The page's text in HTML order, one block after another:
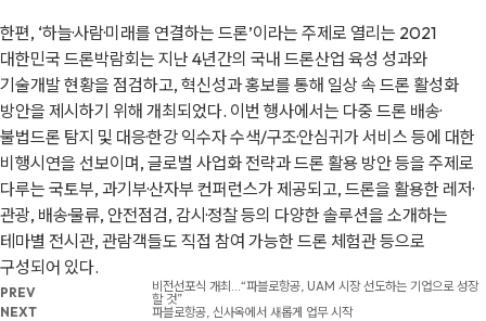
한편, ‘하늘·사람·미래를 연결하는 드론’이라는 주제로 열리는 2021
대한민국 드론박람회는 지난 4년간의 국내 드론산업 육성 성과와
기술개발 현황을 점검하고, 혁신성과 홍보를 통해 일상 속 드론 활성화
방안을 제시하기 위해 개최되었다. 이번 행사에서는 다중 드론 배송·
불법드론 탐지 및 대응·한강 익수자 수색/구조·안심귀가 서비스 등에 대한
비행시연을 선보이며, 글로벌 사업화 전략과 드론 활용 방안 등을 주제로
다루는 국토부, 과기부·산자부 컨퍼런스가 제공되고, 드론을 활용한 레저·
관광, 배송·물류, 안전점검, 감시·정찰 등의 다양한 솔루션을 소개하는
테마별 전시관, 관람객들도 직접 참여 가능한 드론 체험관 등으로
구성되어 있다.
PREV
비전선포식 개최…“파블로항공, UAM 시장 선도하는 기업으로 성장
할 것”
NEXT
파블로항공, 신사옥에서 새롭게 업무 시작